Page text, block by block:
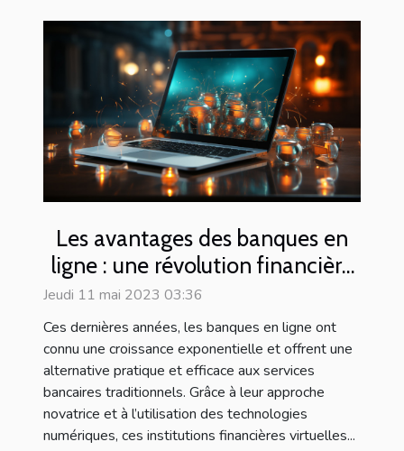
Les avantages des banques en
ligne : une révolution financière
à portée de clics
Jeudi 11 mai 2023 03:36
Ces dernières années, les banques en ligne ont
connu une croissance exponentielle et offrent une
alternative pratique et efficace aux services
bancaires traditionnels. Grâce à leur approche
novatrice et à l’utilisation des technologies
numériques, ces institutions financières virtuelles...